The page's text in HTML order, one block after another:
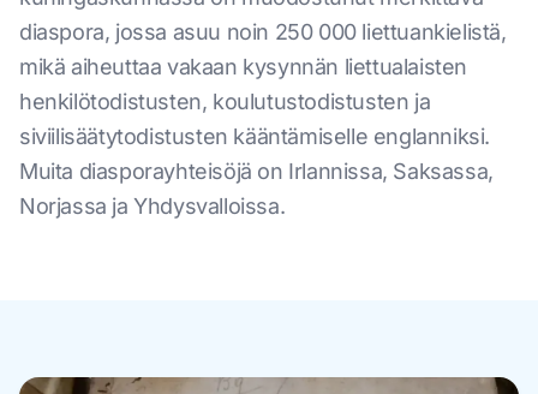
diaspora, jossa asuu noin 250 000 liettuankielistä,
mikä aiheuttaa vakaan kysynnän liettualaisten
henkilötodistusten, koulutustodistusten ja
siviilisäätytodistusten kääntämiselle englanniksi.
Muita diasporayhteisöjä on Irlannissa, Saksassa,
Norjassa ja Yhdysvalloissa.